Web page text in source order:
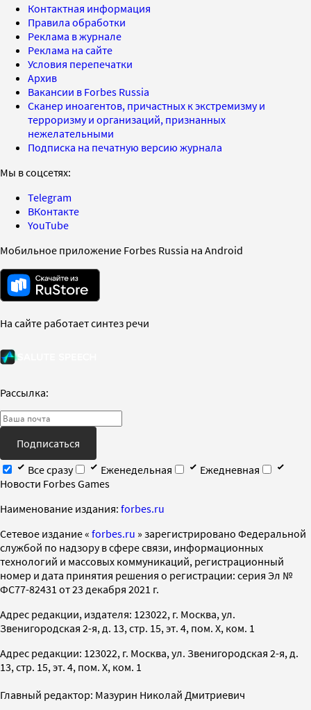
Контактная информация
Правила обработки
Реклама в журнале
Реклама на сайте
Условия перепечатки
Архив
Вакансии в Forbes Russia
Сканер иноагентов, причастных к экстремизму и
терроризму и организаций, признанных
нежелательными
Подписка на печатную версию журнала
Мы в соцсетях:
Telegram
ВКонтакте
YouTube
Мобильное приложение Forbes Russia на Android
На сайте работает синтез речи
Рассылка:
Подписаться
Все сразу
Еженедельная
Ежедневная
Новости Forbes Games
Наименование издания: forbes.ru
Cетевое издание « forbes.ru » зарегистрировано Федеральной
службой по надзору в сфере связи, информационных
технологий и массовых коммуникаций, регистрационный
номер и дата принятия решения о регистрации: серия Эл №
ФС77-82431 от 23 декабря 2021 г.
Адрес редакции, издателя: 123022, г. Москва, ул.
Звенигородская 2-я, д. 13, стр. 15, эт. 4, пом. X, ком. 1
Адрес редакции: 123022, г. Москва, ул. Звенигородская 2-я, д.
13, стр. 15, эт. 4, пом. X, ком. 1
Главный редактор: Мазурин Николай Дмитриевич